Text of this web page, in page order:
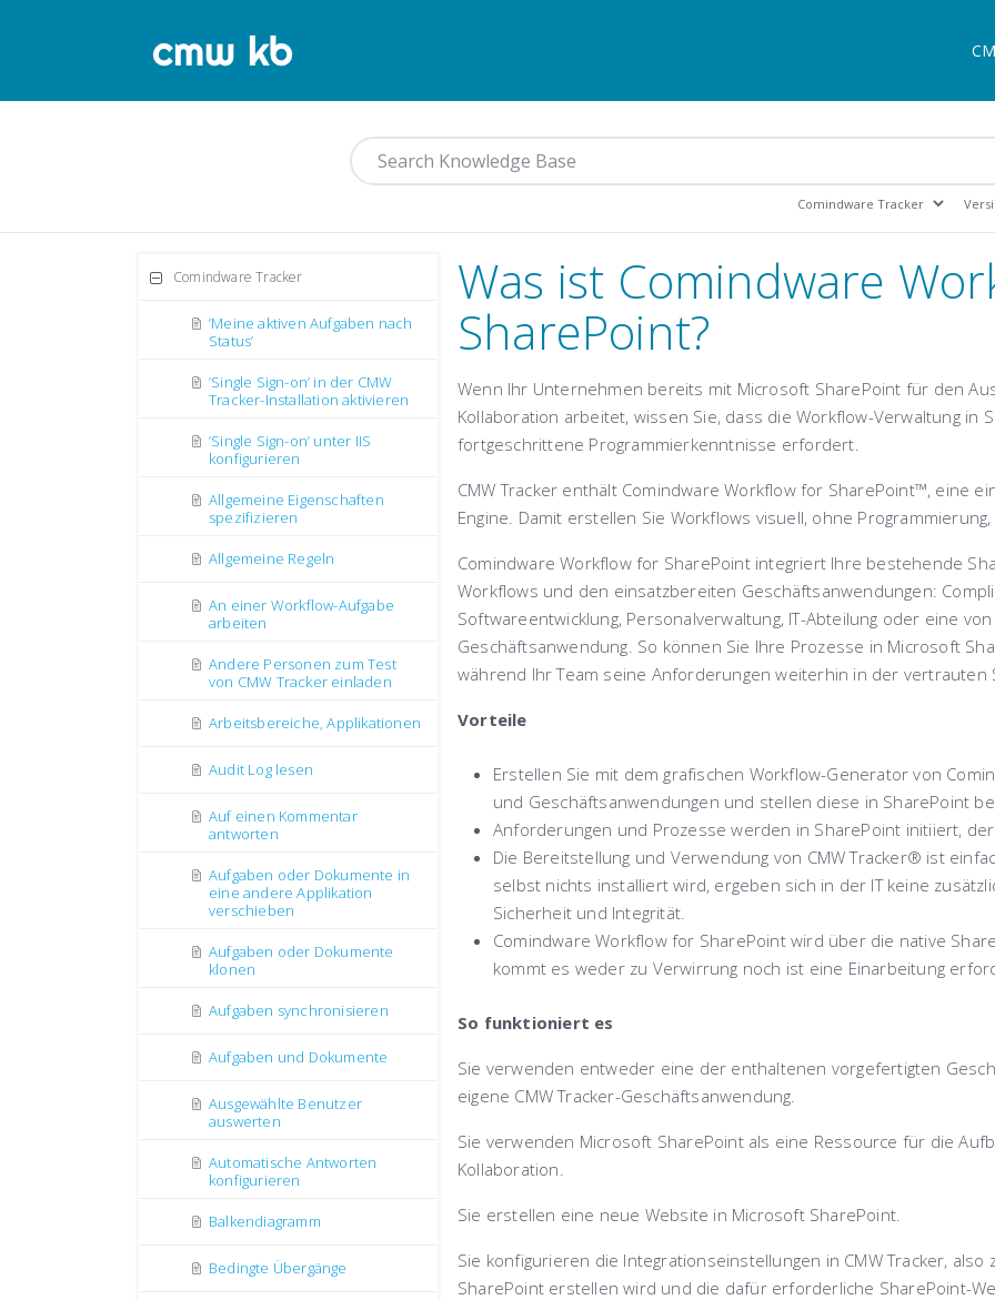
Comindware Tracker
’Meine aktiven Aufgaben nach
Status’
’Single Sign-on’ in der CMW
Tracker-Installation aktivieren
’Single Sign-on’ unter IIS
konfigurieren
Allgemeine Eigenschaften
spezifizieren
Allgemeine Regeln
An einer Workflow-Aufgabe
arbeiten
Andere Personen zum Test
von CMW Tracker einladen
Arbeitsbereiche, Applikationen
Audit Log lesen
Auf einen Kommentar
antworten
Aufgaben oder Dokumente in
eine andere Applikation
verschieben
Aufgaben oder Dokumente
klonen
Aufgaben synchronisieren
Aufgaben und Dokumente
Ausgewählte Benutzer
auswerten
Automatische Antworten
konfigurieren
Balkendiagramm
Bedingte Übergänge
Was ist Comindware
SharePoint?
Wenn Ihr Unternehmen bereits mit Microsoft SharePoint für den
Kollaboration arbeitet, wissen Sie, dass die Workflow-Verwaltung in
fortgeschrittene Programmierkenntnisse erfordert.
CMW Tracker enthält Comindware Workflow for SharePoint™, eine
Engine. Damit erstellen Sie Workflows visuell, ohne
Comindware Workflow for SharePoint integriert Ihre bestehende
Workflows und den einsatzbereiten Geschäftsanwendungen:
Softwareentwicklung, Personalverwaltung, IT-Abteilung oder eine
Geschäftsanwendung. So können Sie Ihre Prozesse in Microsoft
während Ihr Team seine Anforderungen weiterhin in der vertrauten
Vorteile
Erstellen Sie mit dem grafischen Workflow-Generator von
und Geschäftsanwendungen und stellen diese in SharePoint
Anforderungen und Prozesse werden in SharePoint initiiert,
Die Bereitstellung und Verwendung von CMW Tracker® ist
selbst nichts installiert wird, ergeben sich in der IT keine
Sicherheit und Integrität.
Comindware Workflow for SharePointwird über die native
kommt es weder zu Verwirrung noch ist eine Einarbeitung
So funktioniert es
Sie verwenden entweder eine der enthaltenen vorgefertigten
eigene CMW Tracker-Geschäftsanwendung.
Sie verwenden Microsoft SharePoint als eine Ressource für die
Kollaboration.
Sie erstellen eine neue Website in Microsoft SharePoint.
Sie konfigurieren die Integrationseinstellungen in CMW Tracker, also
SharePoint erstellen wird und die dafür erforderliche SharePoint-